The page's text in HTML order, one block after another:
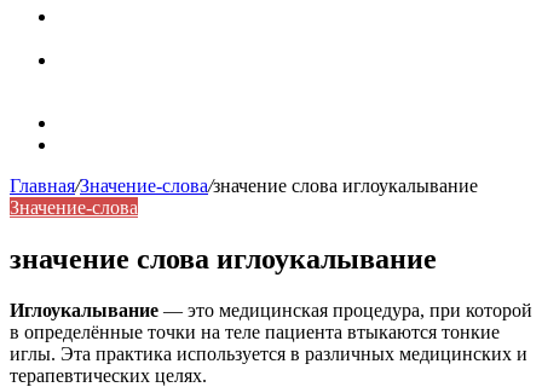
Главная/Значение-слова/значение слова иглоукалывание
Значение-слова
значение слова иглоукалывание
Иглоукалывание — это медицинская процедура, при которой
в определённые точки на теле пациента втыкаются тонкие
иглы. Эта практика используется в различных медицинских и
терапевтических целях.